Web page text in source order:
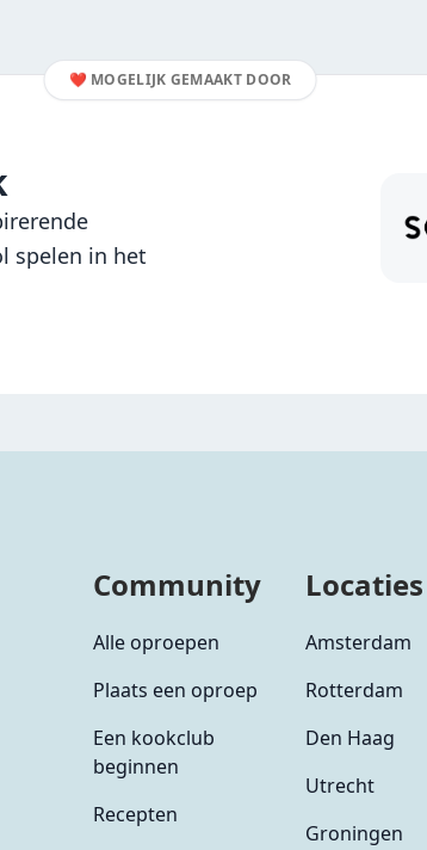
❤️ MOGELIJK GEMAAKT DOOR
spelen in het
Community
Alle oproepen
Plaats een oproep
Een kookclub
beginnen
Recepten
Locaties
Amsterdam
Rotterdam
Den Haag
Utrecht
Groningen